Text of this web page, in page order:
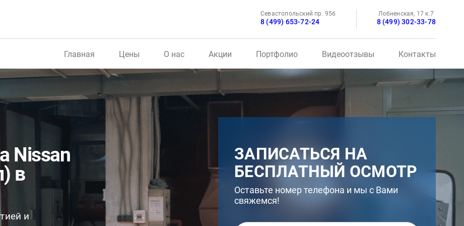
Севастопольский пр. 95б
8 (499) 653-72-24
Лобненская, 17 к.7
8 (499) 302-33-78
Главная Цены О нас Акции Портфолио Видеоотзывы Контакты
Nissan
в
и
ЗАПИСАТЬСЯ НА
БЕСПЛАТНЫЙ ОСМОТР
Оставьте номер телефона и мы с Вами
свяжемся!